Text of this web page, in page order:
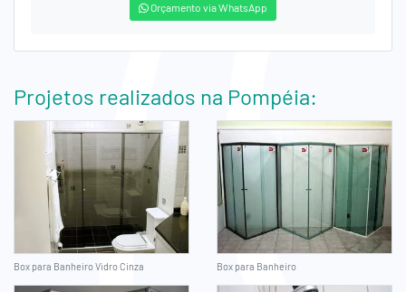
Orçamento via WhatsApp
Projetos realizados na Pompéia:
Box para Banheiro Vidro Cinza Box para Banheiro